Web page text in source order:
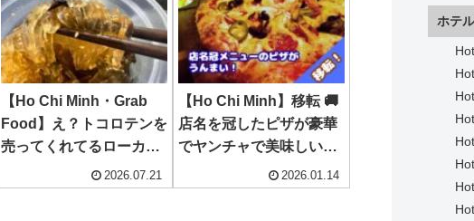
【Ho Chi Minh・Grab
Food】え？トコロテンを
売ってくれてるローカル
店がある？！ ~
Nutribento Z Healthy
2026.07.21
【Ho Chi Minh】移転 🚚
店名を冠したピザが豪華
でヤンチャで美味しい
の！~ Brick & Barrel
2026.01.14
ホテ